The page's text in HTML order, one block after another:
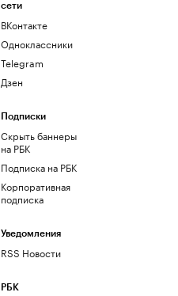
сети
ВКонтакте
Одноклассники
Telegram
Дзен
Подписки
Скрыть баннеры
на РБК
Подписка на РБК
Корпоративная
подписка
Уведомления
RSS Новости
РБК